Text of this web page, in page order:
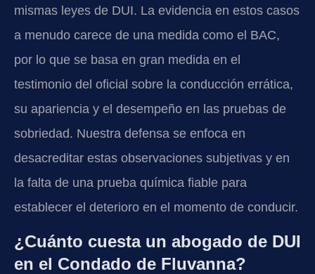
mismas leyes de DUI. La evidencia en estos casos
a menudo carece de una medida como el BAC,
por lo que se basa en gran medida en el
testimonio del oficial sobre la conducción errática,
su apariencia y el desempeño en las pruebas de
sobriedad. Nuestra defensa se enfoca en
desacreditar estas observaciones subjetivas y en
la falta de una prueba química fiable para
establecer el deterioro en el momento de conducir.
¿Cuánto cuesta un abogado de DUI
en el Condado de Fluvanna?